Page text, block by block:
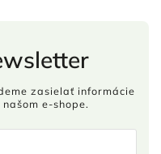
zasielať informácie
e-shope.